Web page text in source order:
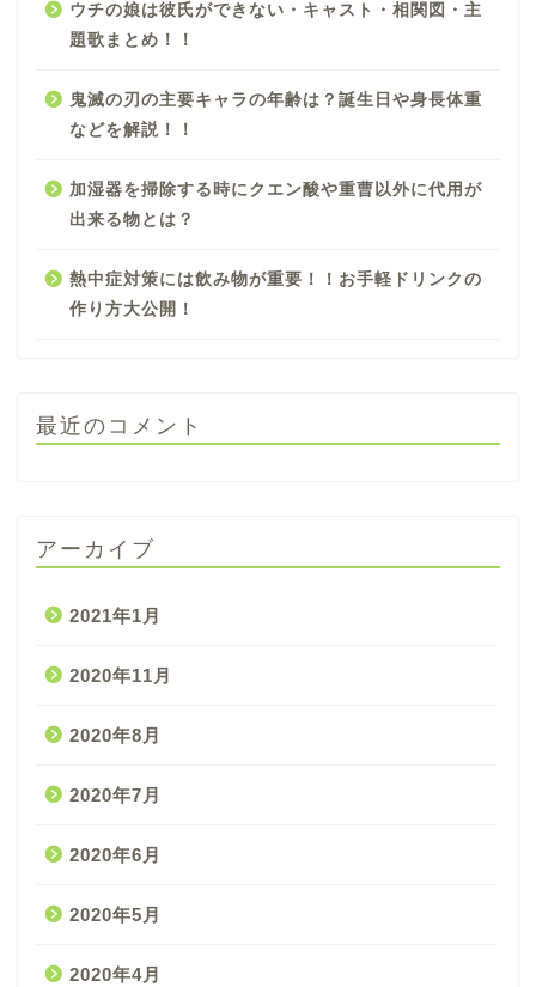
ウチの娘は彼氏ができない・キャスト・相関図・主
題歌まとめ！！
鬼滅の刃の主要キャラの年齢は？誕生日や身長体重
などを解説！！
加湿器を掃除する時にクエン酸や重曹以外に代用が
出来る物とは？
熱中症対策には飲み物が重要！！お手軽ドリンクの
作り方大公開！
最近のコメント
アーカイブ
2021年1月
2020年11月
2020年8月
2020年7月
2020年6月
2020年5月
2020年4月